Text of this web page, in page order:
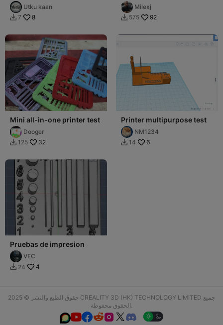
Utku kaan
 7 8
Milexj
 575 92
Mini all-in-one printer test
Dooger
 125 32
Printer multipurpose test
NM1234
 14 6
Pruebas de impresion
VEC
 24 4
حقوق الطبع والنشر © 2025 CREALITY 3D (HK) TECHNOLOGY LIMITED جميع
الحقوق محفوظة.
  